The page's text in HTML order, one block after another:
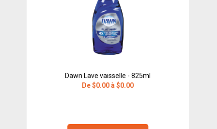
Dawn Lave vaisselle - 825ml
De $0.00 à $0.00